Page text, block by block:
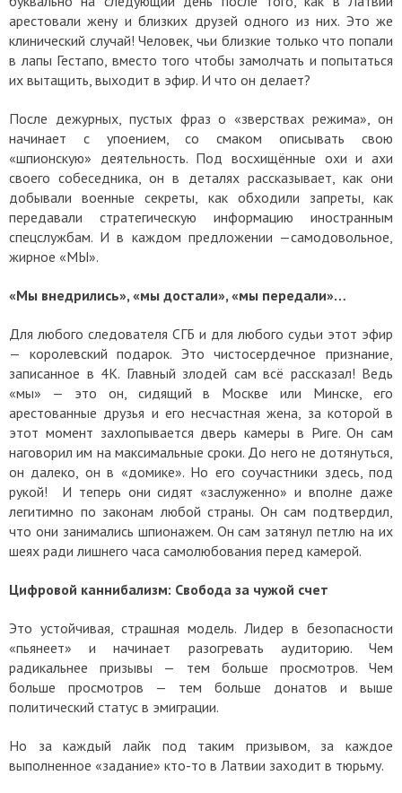
арестовали жену и близких друзей одного из них. Это же
клинический случай! Человек, чьи близкие только что попали
в лапы Гестапо, вместо того чтобы замолчать и попытаться
их вытащить, выходит в эфир. И что он делает?
После дежурных, пустых фраз о «зверствах режима», он
начинает с упоением, со смаком описывать свою
«шпионскую» деятельность. Под восхищённые охи и ахи
своего собеседника, он в деталях рассказывает, как они
добывали военные секреты, как обходили запреты, как
передавали стратегическую информацию иностранным
спецслужбам. И в каждом предложении —самодовольное,
жирное «МЫ».
«Мы внедрились», «мы достали», «мы передали»…
Для любого следователя СГБ и для любого судьи этот эфир
— королевский подарок. Это чистосердечное признание,
записанное в 4K. Главный злодей сам всё рассказал! Ведь
«мы» — это он, сидящий в Москве или Минске, его
арестованные друзья и его несчастная жена, за которой в
этот момент захлопывается дверь камеры в Риге. Он сам
наговорил им на максимальные сроки. До него не дотянуться,
он далеко, он в «домике». Но его соучастники здесь, под
рукой! И теперь они сидят «заслуженно» и вполне даже
легитимно по законам любой страны. Он сам подтвердил,
что они занимались шпионажем. Он сам затянул петлю на их
шеях ради лишнего часа самолюбования перед камерой.
Цифровой каннибализм: Свобода за чужой счет
Это устойчивая, страшная модель. Лидер в безопасности
«пьянеет» и начинает разогревать аудиторию. Чем
радикальнее призывы — тем больше просмотров. Чем
больше просмотров — тем больше донатов и выше
политический статус в эмиграции.
Но за каждый лайк под таким призывом, за каждое
выполненное «задание» кто-то в Латвии заходит в тюрьму.